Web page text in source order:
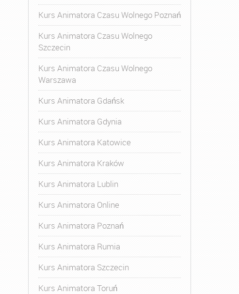
Kurs Animatora Czasu Wolnego Poznań
Kurs Animatora Czasu Wolnego
Szczecin
Kurs Animatora Czasu Wolnego
Warszawa
Kurs Animatora Gdańsk
Kurs Animatora Gdynia
Kurs Animatora Katowice
Kurs Animatora Kraków
Kurs Animatora Lublin
Kurs Animatora Online
Kurs Animatora Poznań
Kurs Animatora Rumia
Kurs Animatora Szczecin
Kurs Animatora Toruń